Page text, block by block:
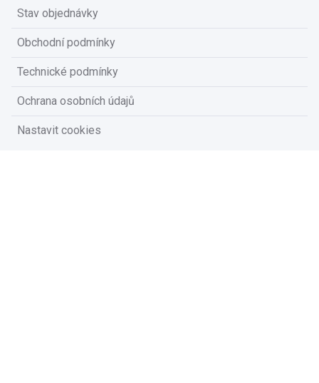
Stav objednávky
Obchodní podmínky
Technické podmínky
Ochrana osobních údajů
Nastavit cookies
Na vašem soukromí nám záleží